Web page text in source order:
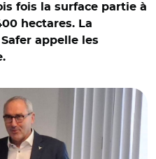
fois la surface partie à
hectares. La
appelle les